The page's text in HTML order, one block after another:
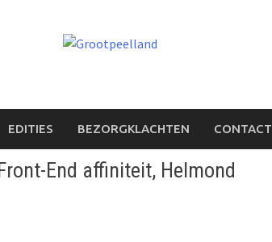
EDITIES BEZORGKLACHTEN CONTACT
End affiniteit, Helmond